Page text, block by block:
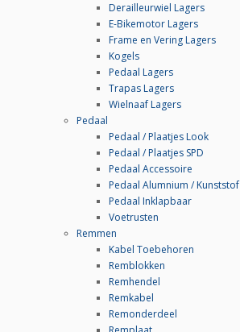
Derailleurwiel Lagers
E-Bikemotor Lagers
Frame en Vering Lagers
Kogels
Pedaal Lagers
Trapas Lagers
Wielnaaf Lagers
Pedaal
Pedaal / Plaatjes Look
Pedaal / Plaatjes SPD
Pedaal Accessoire
Pedaal Alumnium / Kunststof
Pedaal Inklapbaar
Voetrusten
Remmen
Kabel Toebehoren
Remblokken
Remhendel
Remkabel
Remonderdeel